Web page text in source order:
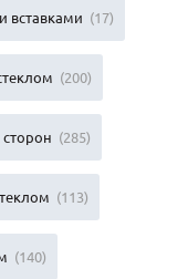
вставками (17)
(200)
(285)
(113)
(140)